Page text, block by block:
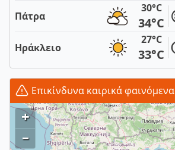
Πάτρα
30°C
34°C
Ηράκλειο
27°C
33°C
Επικίνδυνα καιρικά φαινόμενα
+
–